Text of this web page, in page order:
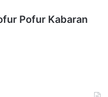
Pofur Kabaran